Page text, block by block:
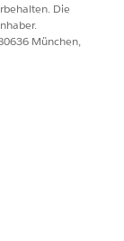
können.
Die
München,